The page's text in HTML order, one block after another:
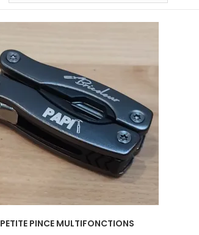
PETITE PINCE MULTIFONCTIONS